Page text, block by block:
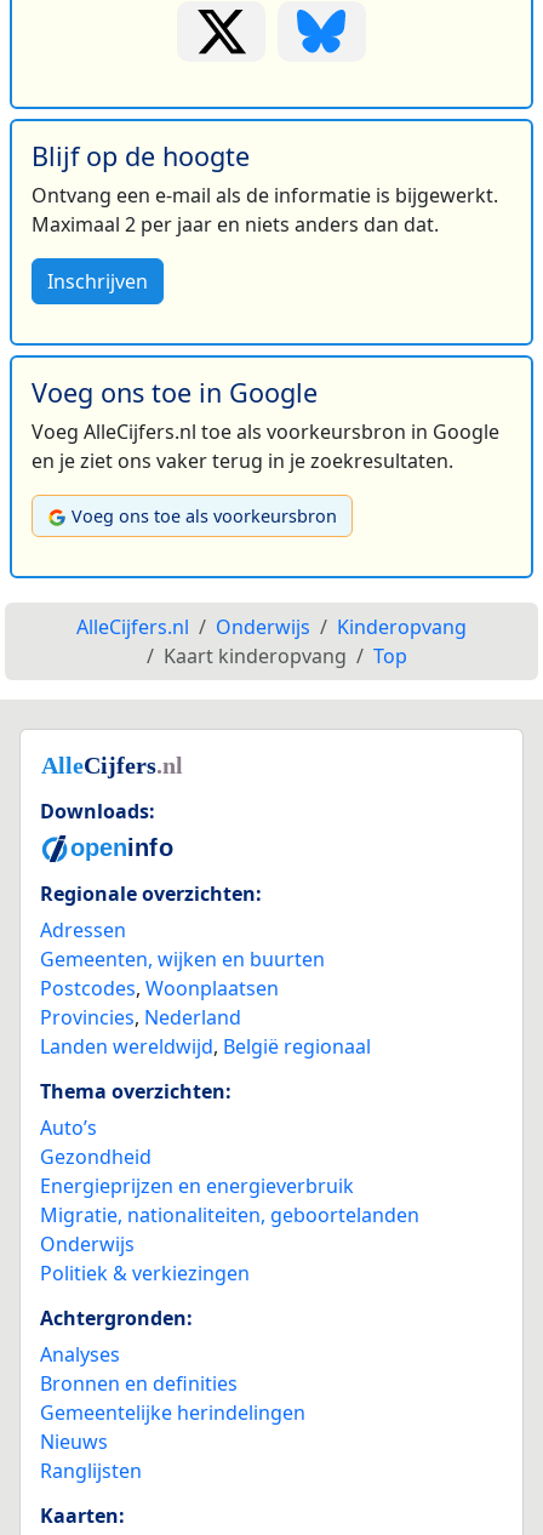
Blijf op de hoogte
Ontvang een e-mail als de informatie is bijgewerkt.
Maximaal 2 per jaar en niets anders dan dat.
Inschrijven
Voeg ons toe in Google
Voeg AlleCijfers.nl toe als voorkeursbron in Google
en je ziet ons vaker terug in je zoekresultaten.
Voeg ons toe als voorkeursbron
AlleCijfers.nl Onderwijs
Kinderopvang
Kaart kinderopvang
Top
Downloads:
Regionale overzichten:
Adressen
Gemeenten, wijken en buurten
Postcodes, Woonplaatsen
Provincies, Nederland
Landen wereldwijd, België regionaal
Thema overzichten:
Auto’s
Gezondheid
Energieprijzen en energieverbruik
Migratie, nationaliteiten, geboortelanden
Onderwijs
Politiek & verkiezingen
Achtergronden:
Analyses
Bronnen en definities
Gemeentelijke herindelingen
Nieuws
Ranglijsten
Kaarten: